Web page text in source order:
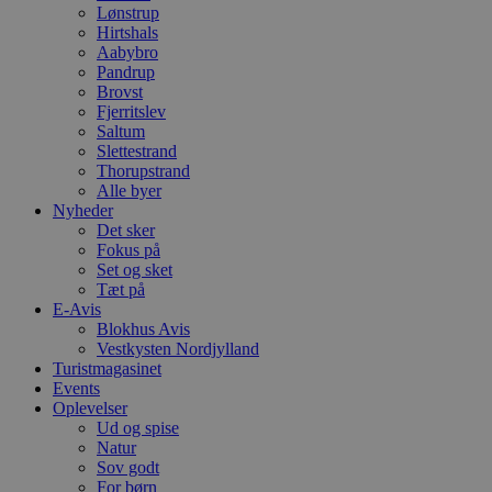
Lønstrup
Hirtshals
Aabybro
Pandrup
Brovst
Fjerritslev
Saltum
Slettestrand
Thorupstrand
Alle byer
Nyheder
Det sker
Fokus på
Set og sket
Tæt på
E-Avis
Blokhus Avis
Vestkysten Nordjylland
Turistmagasinet
Events
Oplevelser
Ud og spise
Natur
Sov godt
For børn